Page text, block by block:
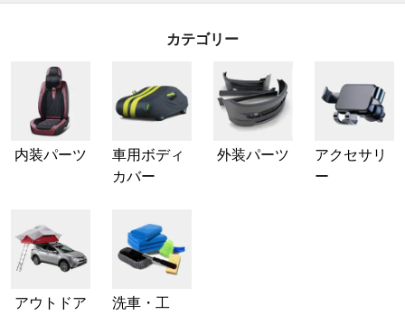
カテゴリー
内装パーツ
車用ボディ
カバー
外装パーツ
アクセサリ
ー
アウトドア
洗車・工